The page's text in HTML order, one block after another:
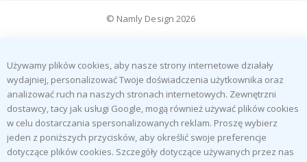
© Namly Design 2026
Używamy plików cookies, aby nasze strony internetowe działały
wydajniej, personalizować Twoje doświadczenia użytkownika oraz
analizować ruch na naszych stronach internetowych. Zewnętrzni
dostawcy, tacy jak usługi Google, mogą również używać plików cookies
w celu dostarczania spersonalizowanych reklam. Proszę wybierz
jeden z poniższych przycisków, aby określić swoje preferencje
dotyczące plików cookies. Szczegóły dotyczące używanych przez nas